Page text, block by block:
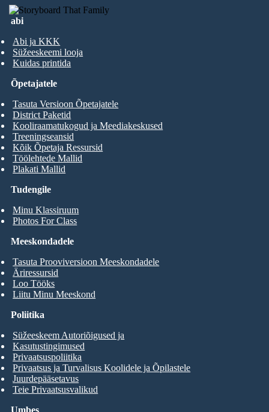
abi
Abi ja KKK
Süžeeskeemi looja
Kuidas printida
Tudengile
Minu Klassiruum
Photos For Class
Õpetajatele
Tasuta Versioon Õpetajatele
District Paketid
Kooliraamatukogud ja Meediakeskused
Treeningseansid
Kõik Õpetaja Ressursid
Töölehtede Mallid
Plakati Mallid
Meeskondadele
Tasuta Prooviversioon Meeskondadele
Äriressursid
Loo Tööks
Liitu Minu Meeskond
Umbes
Poliitika
Süžeeskeem Autoriõigused ja
Kasutustingimused
Privaatsuspoliitika
Privaatsus ja Turvalisus Koolidele ja Õpilastele
Juurdepääsetavus
Teie Privaatsusvalikud